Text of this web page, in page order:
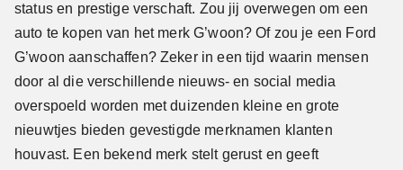
status en prestige verschaft. Zou jij overwegen om een
auto te kopen van het merk G’woon? Of zou je een Ford
G’woon aanschaffen? Zeker in een tijd waarin mensen
door al die verschillende nieuws- en social media
overspoeld worden met duizenden kleine en grote
nieuwtjes bieden gevestigde merknamen klanten
houvast. Een bekend merk stelt gerust en geeft